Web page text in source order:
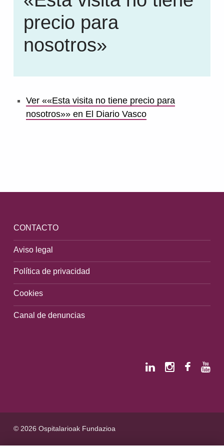
precio para
nosotros»
Ver ««Esta visita no tiene precio para
nosotros»» en El Diario Vasco
CONTACTO
Aviso legal
Política de privacidad
Cookies
Canal de denuncias
© 2026 Ospitalarioak Fundazioa